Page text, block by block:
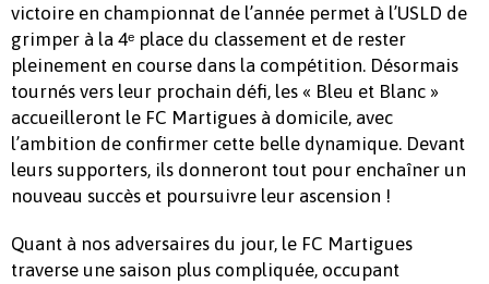
victoire en championnat de l’année permet à l’USLD de
grimper à la 4ᵉ place du classement et de rester
pleinement en course dans la compétition. Désormais
tournés vers leur prochain défi, les « Bleu et Blanc »
accueilleront le FC Martigues à domicile, avec
l’ambition de confirmer cette belle dynamique. Devant
leurs supporters, ils donneront tout pour enchaîner un
nouveau succès et poursuivre leur ascension !
Quant à nos adversaires du jour, le FC Martigues
traverse une saison plus compliquée, occupant